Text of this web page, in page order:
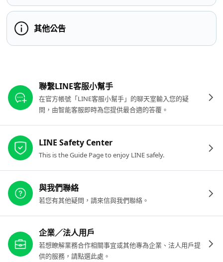
其他公告
聯繫LINE客服小幫手
在官方帳號「LINE客服小幫手」的聊天室輸入您的疑
問，由智能客服即時為您提供最合適的答覆。
LINE Safety Center
This is the Guide Page to enjoy LINE safely.
與我們聯絡
若您有其他疑問，請來信與我們聯絡。
企業／法人用戶
若想瞭解業務合作相關事宜或其他專為企業、法人用戶提
供的服務，請點選此處。